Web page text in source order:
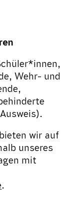
Wehr- und
wir auf
unseres
mit
.